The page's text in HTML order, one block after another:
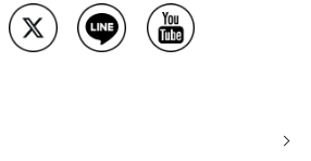
表示とみなし、そのために生じる